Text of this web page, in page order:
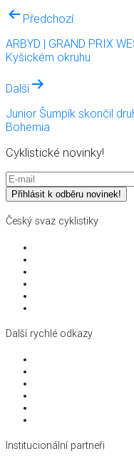
Navigace
pro
příspěvek
Předchozí
ARBYD | GRAND PRIX
Kyšickém okruhu
Další
Junior Šumpík skončil
Bohemia
Cyklistické novinky!
Český svaz cyklistiky
Další rychlé odkazy
Institucionální partneři